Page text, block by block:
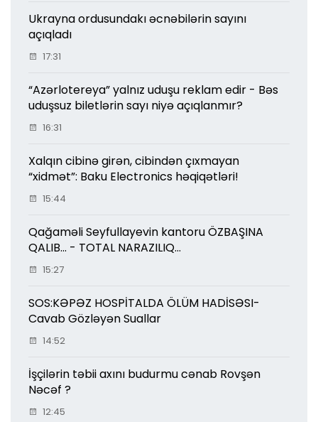
Ukrayna ordusundakı əcnəbilərin sayını
açıqladı
17:31
“Azərlotereya” yalnız uduşu reklam edir - Bəs
uduşsuz biletlərin sayı niyə açıqlanmır?
16:31
Xalqın cibinə girən, cibindən çıxmayan
“xidmət”: Baku Electronics həqiqətləri!
15:44
Qağaməli Seyfullayevin kantoru ÖZBAŞINA
QALIB... - TOTAL NARAZILIQ...
15:27
SOS:KƏPƏZ HOSPİTALDA ÖLÜM HADİSƏSI-
Cavab Gözləyən Suallar
14:52
İşçilərin təbii axını budurmu cənab Rovşən
Nəcəf ?
12:45